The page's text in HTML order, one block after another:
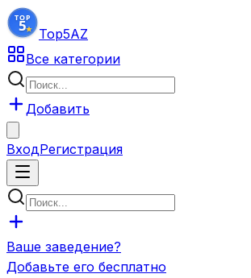
Top5AZ
Все категории
Добавить
ВходРегистрация
Ваше заведение?
Добавьте его бесплатно